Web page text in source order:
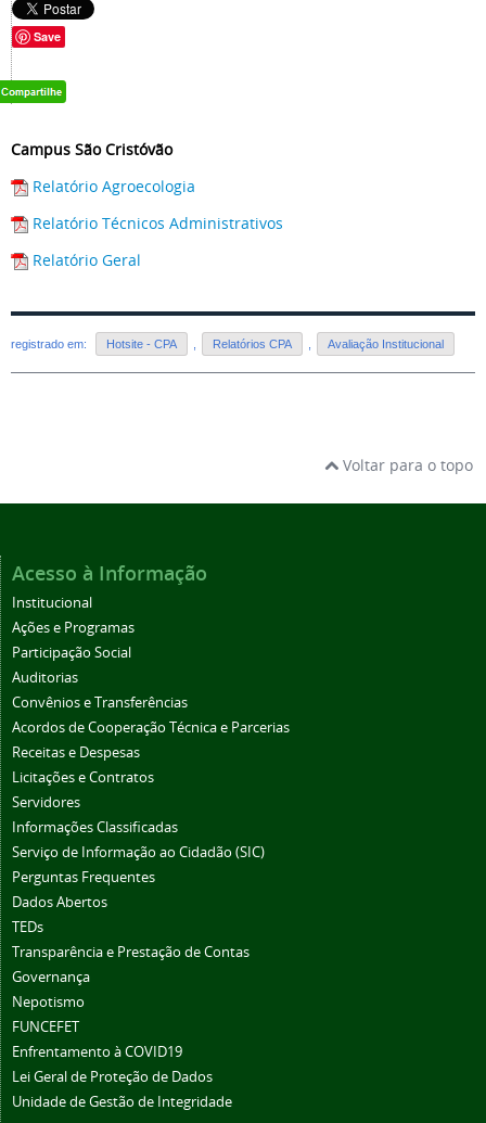
Save
Campus São Cristóvão
Relatório Agroecologia
Relatório Técnicos Administrativos
Relatório Geral
registrado em: Hotsite - CPA Relatórios CPA Avaliação Institucional
Voltar para o topo
Acesso à Informação
Institucional
Ações e Programas
Participação Social
Auditorias
Convênios e Transferências
Acordos de Cooperação Técnica e Parcerias
Receitas e Despesas
Licitações e Contratos
Servidores
Informações Classificadas
Serviço de Informação ao Cidadão (SIC)
Perguntas Frequentes
Dados Abertos
TEDs
Transparência e Prestação de Contas
Governança
Nepotismo
FUNCEFET
Enfrentamento à COVID19
Lei Geral de Proteção de Dados
Unidade de Gestão de Integridade